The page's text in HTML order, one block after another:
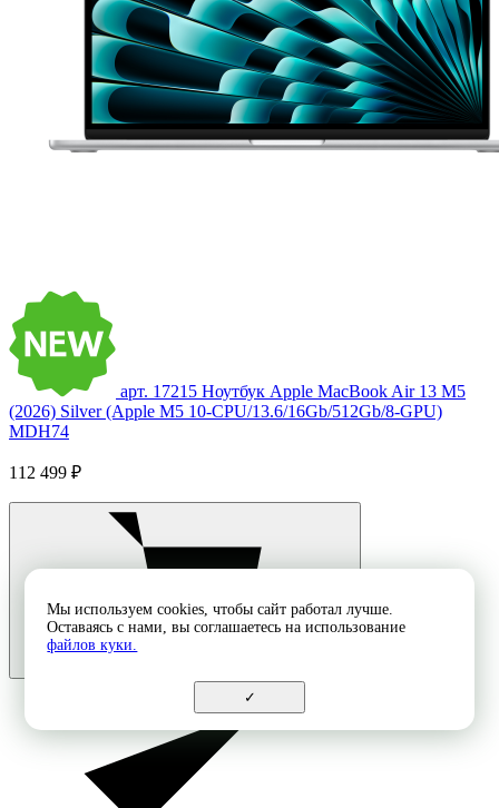
арт. 17215 Ноутбук Apple MacBook Air 13 M5
(2026) Silver (Apple M5 10-CPU/13.6/16Gb/512Gb/8-GPU)
MDH74
112 499 ₽
Мы используем cookies, чтобы сайт работал лучше.
Оставаясь с нами, вы соглашаетесь на использование
файлов куки.
✓